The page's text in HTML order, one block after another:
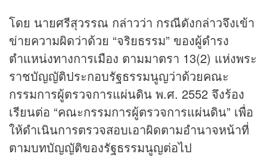
โดย นายศรีสุวรรณ กล่าวว่า กรณีดังกล่าวจึงเข้า
ข่ายความผิดว่าด้วย “จริยธรรม” ของผู้ดำรง
ตำแหน่งทางการเมือง ตามมาตรา 13(2) แห่งพระ
ราชบัญญัติประกอบรัฐธรรมนูญว่าด้วยคณะ
กรรมการผู้ตรวจการแผ่นดิน พ.ศ. 2552 จึงร้อง
เรียนต่อ “คณะกรรมการผู้ตรวจการแผ่นดิน” เพื่อ
ให้ดำเนินการตรวจสอบเอาผิดตามอำนาจหน้าที่
ตามบทบัญญัติของรัฐธรรมนูญต่อไป